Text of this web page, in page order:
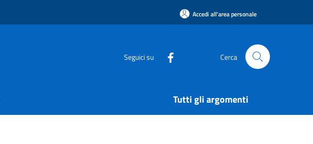
Accedi all'area personale
Seguici su Cerca
Tutti gli argomenti